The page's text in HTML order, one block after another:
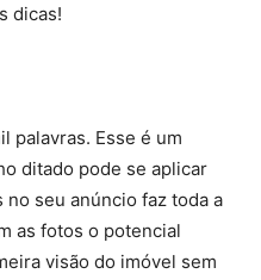
dicas!
palavras. Esse é um
ditado pode se aplicar
seu anúncio faz toda a
as fotos o potencial
visão do imóvel sem